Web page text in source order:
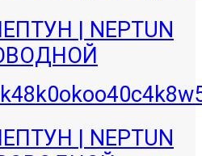
| NEPTUN
| NEPTUN